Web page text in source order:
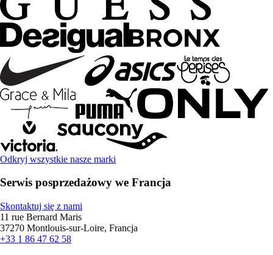
Odkryj wszystkie nasze marki
Serwis posprzedażowy we Francja
Skontaktuj się z nami
11 rue Bernard Maris
37270 Montlouis-sur-Loire, Francja
+33 1 86 47 62 58